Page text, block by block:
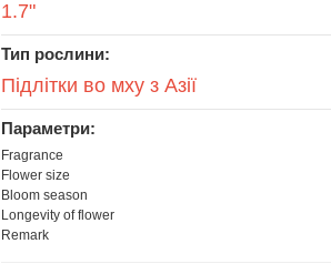
1.7"
Тип рослини:
Підлітки во мху з Азії
Параметри:
Fragrance
Flower size
Bloom season
Longevity of flower
Remark